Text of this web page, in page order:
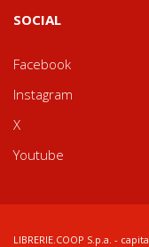
SOCIAL
Facebook
Instagram
X
Youtube
LIBRERIE.COOP S.p.a. -